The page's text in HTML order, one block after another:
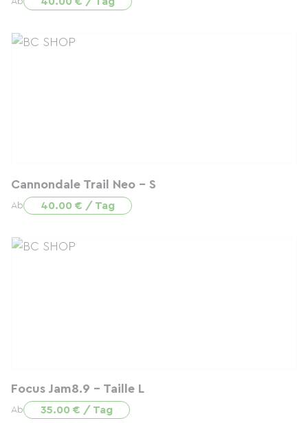
Cannondale Trail Neo - S
Ab 40.00 € / Tag
Focus Jam8.9 - Taille L
Ab 35.00 € / Tag